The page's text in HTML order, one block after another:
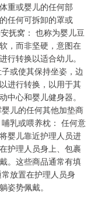
重或婴儿的任何部
任何可拆卸的罩或
抚窝： 也称为婴儿豆
，而非坚硬，意图在
行转换以适合幼儿。
或使其保持坐姿，边
进行转换，以用于其
中心和婴儿健身器。
儿的任何其他加垫商
乳或喂养枕： 任何意
婴儿靠近护理人员进
护理人员身上、包裹
。这些商品通常有填
放置在护理人员身
姿势佩戴。